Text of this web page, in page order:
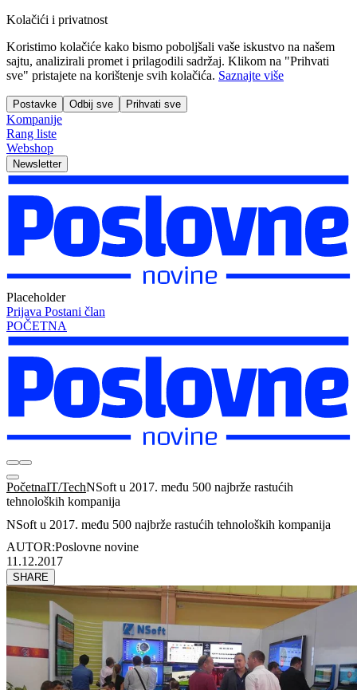
Kolačići i privatnost
Koristimo kolačiće kako bismo poboljšali vaše iskustvo na našem
sajtu, analizirali promet i prilagodili sadržaj. Klikom na "Prihvati
sve" pristajete na korištenje svih kolačića. Saznajte više
Postavke Odbij sve Prihvati sve
Kompanije
Rang liste
Webshop
Newsletter
Placeholder
Prijava Postani član
POČETNA
PočetnaIT/TechNSoft u 2017. među 500 najbrže rastućih
tehnoloških kompanija
NSoft u 2017. među 500 najbrže rastućih tehnoloških kompanija
AUTOR:Poslovne novine
11.12.2017
SHARE